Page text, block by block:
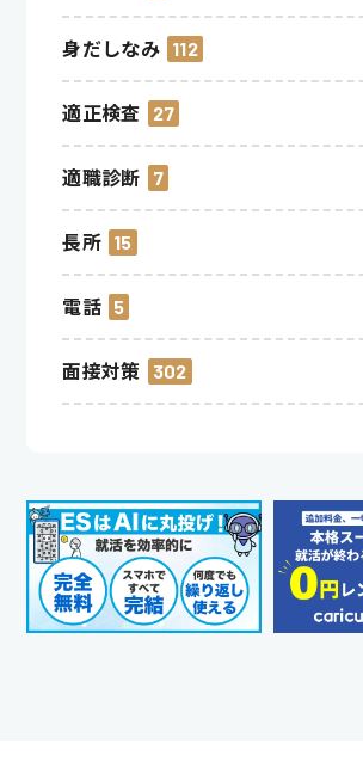
身だしなみ 112
適正検査 27
適職診断 7
長所 15
電話 5
面接対策 302